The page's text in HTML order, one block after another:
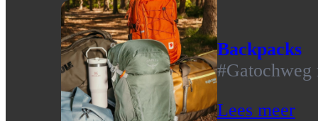
Backpacks
#Gatochweg
Lees meer